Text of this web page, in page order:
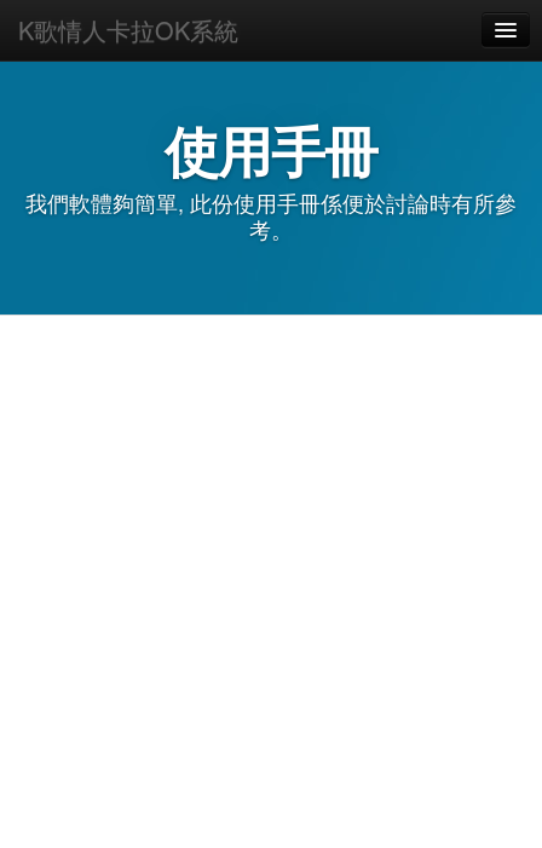
K歌情人卡拉OK系統
下載
使用手冊
使用手冊
我們軟體夠簡單, 此份使用手冊係便於討論時有所參
考。